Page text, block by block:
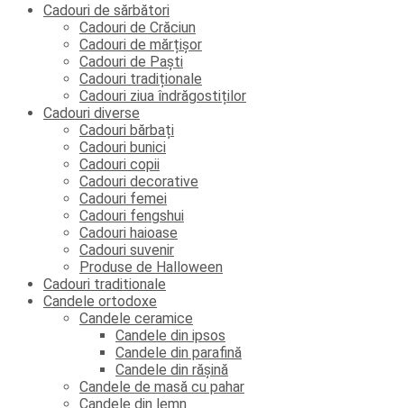
Cadouri de sărbători
Cadouri de Crăciun
Cadouri de mărțișor
Cadouri de Paști
Cadouri tradiționale
Cadouri ziua îndrăgostiților
Cadouri diverse
Cadouri bărbați
Cadouri bunici
Cadouri copii
Cadouri decorative
Cadouri femei
Cadouri fengshui
Cadouri haioase
Cadouri suvenir
Produse de Halloween
Cadouri traditionale
Candele ortodoxe
Candele ceramice
Candele din ipsos
Candele din parafină
Candele din rășină
Candele de masă cu pahar
Candele din lemn